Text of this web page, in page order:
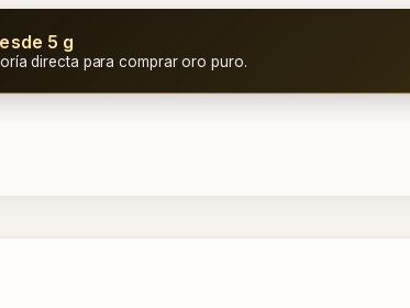
5 g
directa para comprar oro puro.